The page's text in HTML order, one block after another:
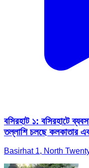
বসিরহাট ১: বসিরহাটে
তল্লাশি চলছে কলকাতার
Basirhat 1, North